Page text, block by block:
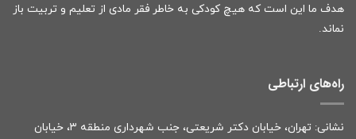
هدف ما این است که هیچ کودکی به خاطر فقر مادی از تعلیم و تربیت باز
نماند.
راه‌های ارتباطی
نشانی: تهران، خیابان دکتر شریعتی، جنب شهرداری منطقه ۳، خیابان